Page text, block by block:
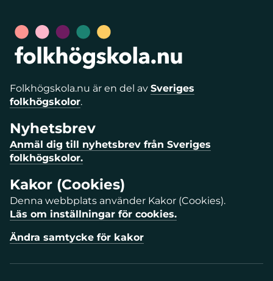
Folkhögskola.nu är en del av Sveriges
folkhögskolor.
Nyhetsbrev
Anmäl dig till nyhetsbrev från Sveriges
folkhögskolor.
Kakor (Cookies)
Denna webbplats använder Kakor (Cookies).
Läs om inställningar för cookies.
Ändra samtycke för kakor